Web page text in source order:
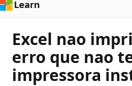
Learn
Excel nao
erro que nao
impressora